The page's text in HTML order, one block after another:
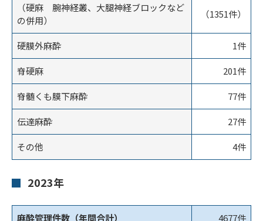
（硬麻 腕神経叢、大腿神経ブロックなど
の併用）
（1351件）
硬膜外麻酔 1件
脊硬麻 201件
脊髄くも膜下麻酔 77件
伝達麻酔 27件
その他 4件
2023年
麻酔管理件数（年間合計） 4677件